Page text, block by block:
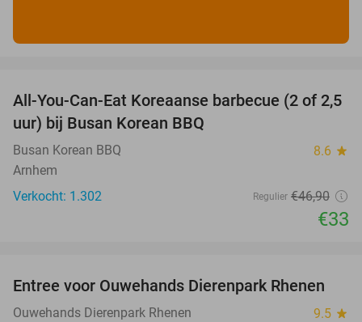
30%
All-You-Can-Eat Koreaanse barbecue (2 of 2,5
uur) bij Busan Korean BBQ
Busan Korean BBQ 8.6 star
Arnhem
Verkocht: 1.302
Regulier €46,90
€33
19%
Entree voor Ouwehands Dierenpark Rhenen
Ouwehands Dierenpark Rhenen 9.5 star